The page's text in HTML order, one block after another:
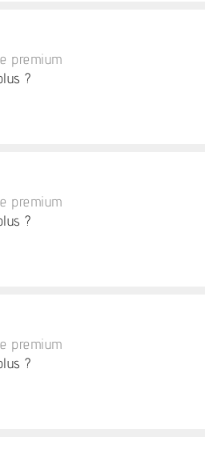
premium
?
premium
?
premium
?